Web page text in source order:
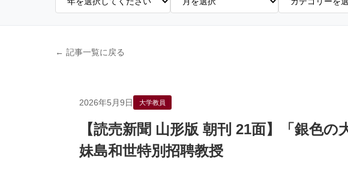
← 記事一覧に戻る
2026年5月9日 大学教員
【読売新聞 山形版 朝刊 21面】「銀色
妹島和世特別招聘教授